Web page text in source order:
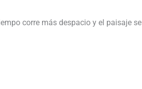
corre más despacio y el paisaje se